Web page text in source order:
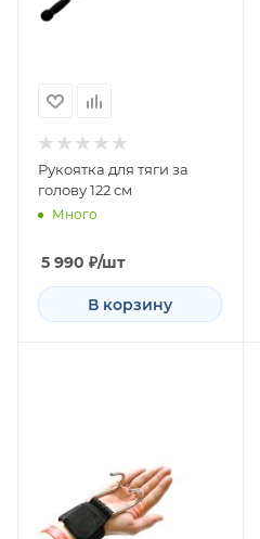
Рукоятка для тяги за
голову 122 см
Много
5 990 ₽/шт
В корзину